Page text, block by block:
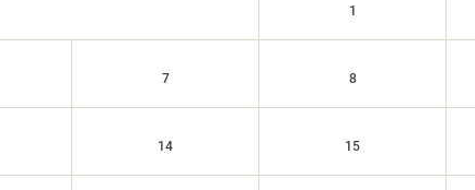
1
7 8
14 15